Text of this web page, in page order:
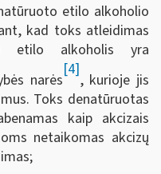
etilo alkoholio
kad toks atleidimas
etilo alkoholis yra
narės
[4]
, kurioje jis
Toks denatūruotas
kaip akcizais
netaikomas akcizų